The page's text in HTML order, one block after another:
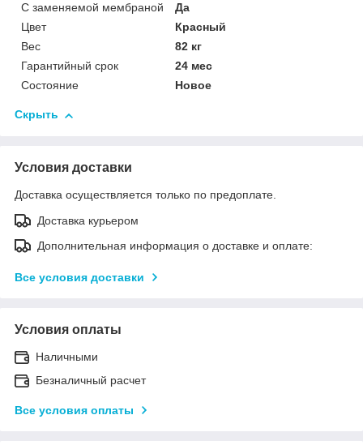
С заменяемой мембраной
Да
Цвет
Красный
Вес
82 кг
Гарантийный срок
24 мес
Состояние
Новое
Скрыть
Условия доставки
Доставка осуществляется только по предоплате.
Доставка курьером
Дополнительная информация о доставке и оплате:
Все условия доставки
Условия оплаты
Наличными
Безналичный расчет
Все условия оплаты